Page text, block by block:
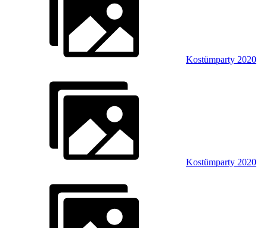
Kostümparty 2020
Kostümparty 2020